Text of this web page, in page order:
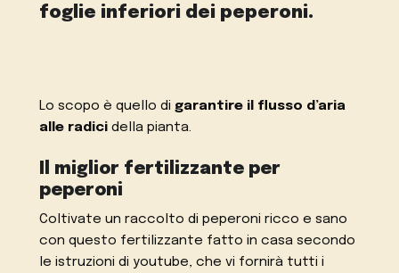
foglie inferiori dei peperoni.
Lo scopo è quello di garantire il flusso d’aria
alle radici della pianta.
Il miglior fertilizzante per
peperoni
Coltivate un raccolto di peperoni ricco e sano
con questo fertilizzante fatto in casa secondo
le istruzioni di youtube, che vi fornirà tutti i